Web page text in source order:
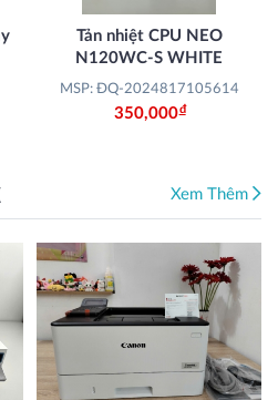
Tản nhiệt CPU NEO
N120WC-S WHITE
MSP: ĐQ-2024817105614
350,000Đ
Xem Thêm